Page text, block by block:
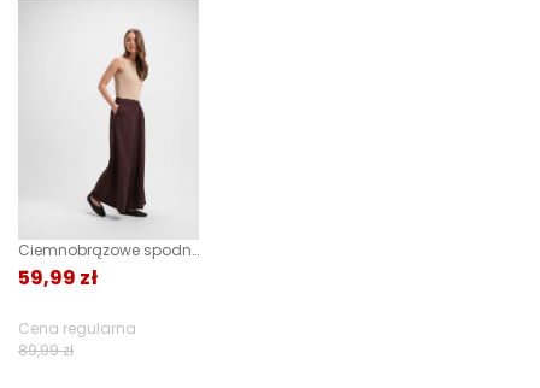
Ciemnobrązowe spodnie palazzo
59,99 zł
Cena regularna
89,99 zł